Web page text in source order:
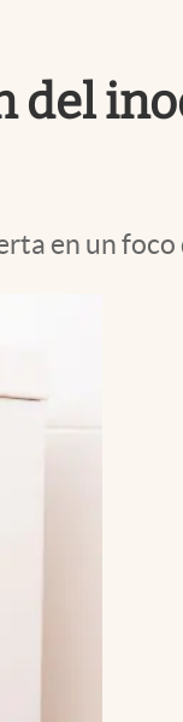
del
en un